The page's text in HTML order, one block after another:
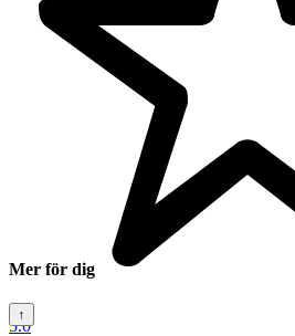
5.0
Mer för dig
↑